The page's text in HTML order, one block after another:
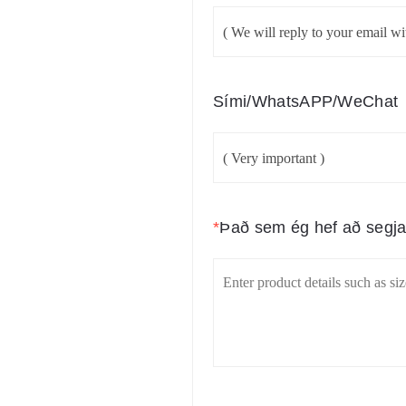
Sími/WhatsAPP/WeChat
*Það sem ég hef að segja